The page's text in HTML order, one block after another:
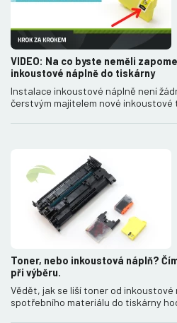
VIDEO: Na co byste neměli
inkoustové náplně do tiskárny
Instalace inkoustové náplně není
čerstvým majitelem nové
Toner, nebo inkoustová náplň?
při výběru.
Vědět, jak se liší toner od inkoustové
spotřebního materiálu do tiskárny